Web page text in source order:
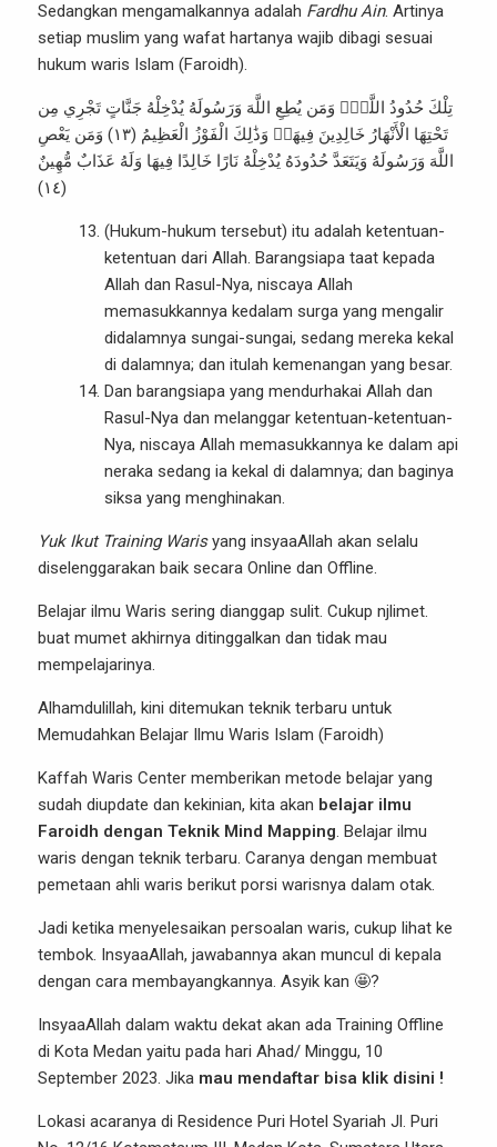
Sedangkan mengamalkannya adalah Fardhu Ain. Artinya
setiap muslim yang wafat hartanya wajib dibagi sesuai
hukum waris Islam (Faroidh).
تِلْكَ حُدُودُ اللَّهِۚ وَمَن يُطِعِ اللَّهَ وَرَسُولَهُ يُدْخِلْهُ جَنَّاتٍ تَجْرِي مِن
تَحْتِهَا الْأَنْهَارُ خَالِدِينَ فِيهَاۚ وَذَٰلِكَ الْفَوْزُ الْعَظِيمُ (١٣) وَمَن يَعْصِ
اللَّهَ وَرَسُولَهُ وَيَتَعَدَّ حُدُودَهُ يُدْخِلْهُ نَارًا خَالِدًا فِيهَا وَلَهُ عَذَابٌ مُّهِينٌ
(١٤)
(Hukum-hukum tersebut) itu adalah ketentuan-
ketentuan dari Allah. Barangsiapa taat kepada
Allah dan Rasul-Nya, niscaya Allah
memasukkannya kedalam surga yang mengalir
didalamnya sungai-sungai, sedang mereka kekal
di dalamnya; dan itulah kemenangan yang besar.
Dan barangsiapa yang mendurhakai Allah dan
Rasul-Nya dan melanggar ketentuan-ketentuan-
Nya, niscaya Allah memasukkannya ke dalam api
neraka sedang ia kekal di dalamnya; dan baginya
siksa yang menghinakan.
Yuk Ikut Training Warisyang insyaaAllah akan selalu
diselenggarakan baik secara Online dan Offline.
Belajar ilmu Waris sering dianggap sulit. Cukup njlimet.
buat mumet akhirnya ditinggalkan dan tidak mau
mempelajarinya.
Alhamdulillah, kini ditemukan teknik terbaru untuk
Memudahkan Belajar Ilmu Waris Islam (Faroidh)
Kaffah Waris Center memberikan metode belajar yang
sudah diupdate dan kekinian, kita akan belajar ilmu
Faroidh dengan Teknik Mind Mapping. Belajar ilmu
waris dengan teknik terbaru. Caranya dengan membuat
pemetaan ahli waris berikut porsi warisnya dalam otak.
Jadi ketika menyelesaikan persoalan waris, cukup lihat ke
tembok. InsyaaAllah, jawabannya akan muncul di kepala
dengan cara membayangkannya. Asyik kan 🤩?
InsyaaAllah dalam waktu dekat akan ada Training Offline
di Kota Medan yaitu pada hari Ahad/ Minggu, 10
September 2023. Jika mau mendaftar bisa klik disini !
Lokasi acaranya di Residence Puri Hotel Syariah Jl. Puri